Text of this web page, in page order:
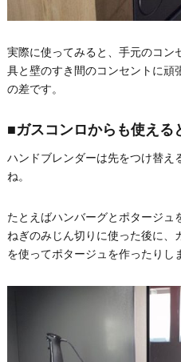
実際に使ってみると、手元のコン
具と壁のすき間のコンセントに頑
の差です。
■ガスコンロからも使える
ハンドブレンダーは先をつけ替え
ね。
たとえばハンバーグとポタージュ
ねぎのみじん切りに使った後に、
を使ってポタージュを作ったりし